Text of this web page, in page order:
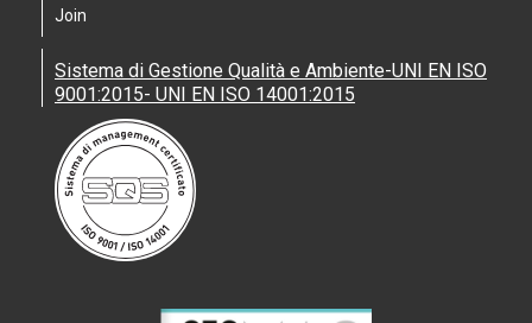
Join
Sistema di Gestione Qualità e Ambiente-UNI EN ISO
9001:2015- UNI EN ISO 14001:2015